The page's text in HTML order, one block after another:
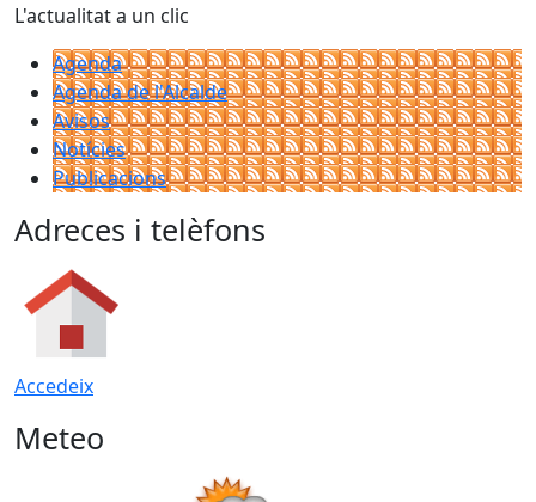
L'actualitat a un clic
Agenda
Agenda de l'Alcalde
Avisos
Notícies
Publicacions
Adreces i telèfons
Accedeix
Meteo